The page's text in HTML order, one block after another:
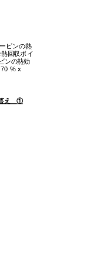
え ①
ビンの熱
回収ボイ
ンの熱効
70 % x